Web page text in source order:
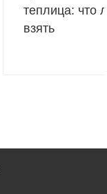
теплица: что
взять